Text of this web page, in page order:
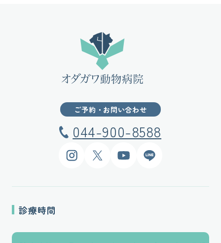
ご予約・お問い合わせ
044-900-8588
InstagramX YouTube LINE
診療時間